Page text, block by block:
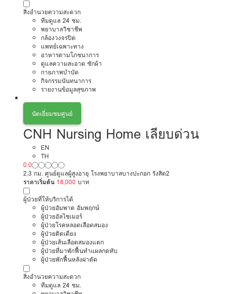
สิ่งอำนวยความสะดวก
ทีมดูแล 24 ชม.
พยาบาลวิชาชีพ
กล้องวงจรปิด
แพทย์เฉพาะทาง
อาหารตามโภชนาการ
ดูแลความสะอาด ซักผ้า
กายภาพบำบัด
กิจกรรมนันทนาการ
รายงานข้อมูลสุขภาพ
นัดเยี่ยมชมศูนย์
CNH Nursing Home เลียบด่วน
EN
TH
0.0
2.3 กม. ศูนย์ดูแลผู้สูงอายุ โรงพยาบาลบางปะกอก รังสิต2
ราคาเริ่มต้น 18,000 บาท
ผู้ป่วยที่ให้บริการได้
ผู้ป่วยอัมพาต อัมพฤกษ์
ผู้ป่วยอัลไซเมอร์
ผู้ป่วยโรคหลอดเลือดสมอง
ผู้ป่วยติดเตียง
ผู้ป่วยเส้นเลือดสมองแตก
ผู้ป่วยที่มาพักฟื้นทำแผลกดทับ
ผู้ป่วยพักฟื้นหลังผ่าตัด
สิ่งอำนวยความสะดวก
ทีมดูแล 24 ชม.